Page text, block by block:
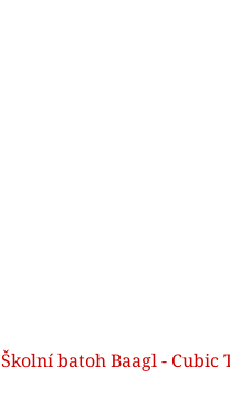
Školní batoh Baagl - Cubic